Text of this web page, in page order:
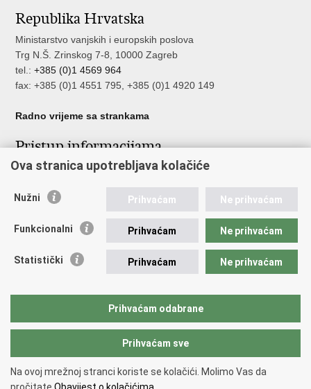
Facebooku
Twitteru
Republika Hrvatska
Ministarstvo vanjskih i europskih poslova
Trg N.Š. Zrinskog 7-8, 10000 Zagreb
tel.:+385 (0)1 4569 964
fax: +385 (0)1 4551 795, +385 (0)1 4920 149
Radno vrijeme sa strankama
Pristup informacijama
Pristup informacijama
Nepravilnosti
Javna nabava u MVEP-u
Nadzor rada i unutarnja revizija službe vanjskih poslova
Copyright © 2026 Ministarstvo vanjskih i europskih poslova.
Ova stranica upotrebljava kolačiće
Nužni Prihvaćam Ne prihvaćam
Funkcionalni Prihvaćam Ne prihvaćam
Statistički Prihvaćam Ne prihvaćam
Prihvaćam odabrane
Prihvaćam sve
Na ovoj mrežnoj stranci koriste se kolačići. Molimo Vas da